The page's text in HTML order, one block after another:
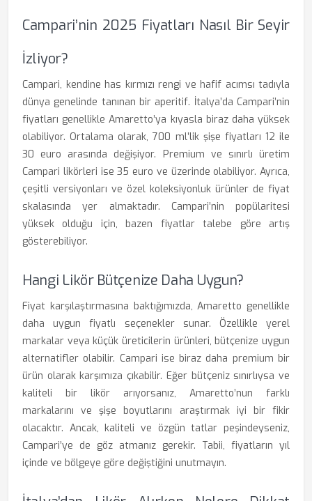
Campari’nin 2025 Fiyatları Nasıl Bir Seyir
İzliyor?
Campari, kendine has kırmızı rengi ve hafif acımsı tadıyla
dünya genelinde tanınan bir aperitif. İtalya’da Campari’nin
fiyatları genellikle Amaretto’ya kıyasla biraz daha yüksek
olabiliyor. Ortalama olarak, 700 ml’lik şişe fiyatları 12 ile
30 euro arasında değişiyor. Premium ve sınırlı üretim
Campari likörleri ise 35 euro ve üzerinde olabiliyor. Ayrıca,
çeşitli versiyonları ve özel koleksiyonluk ürünler de fiyat
skalasında yer almaktadır. Campari’nin popülaritesi
yüksek olduğu için, bazen fiyatlar talebe göre artış
gösterebiliyor.
Hangi Likör Bütçenize Daha Uygun?
Fiyat karşılaştırmasına baktığımızda, Amaretto genellikle
daha uygun fiyatlı seçenekler sunar. Özellikle yerel
markalar veya küçük üreticilerin ürünleri, bütçenize uygun
alternatifler olabilir. Campari ise biraz daha premium bir
ürün olarak karşımıza çıkabilir. Eğer bütçeniz sınırlıysa ve
kaliteli bir likör arıyorsanız, Amaretto’nun farklı
markalarını ve şişe boyutlarını araştırmak iyi bir fikir
olacaktır. Ancak, kaliteli ve özgün tatlar peşindeyseniz,
Campari’ye de göz atmanız gerekir. Tabii, fiyatların yıl
içinde ve bölgeye göre değiştiğini unutmayın.